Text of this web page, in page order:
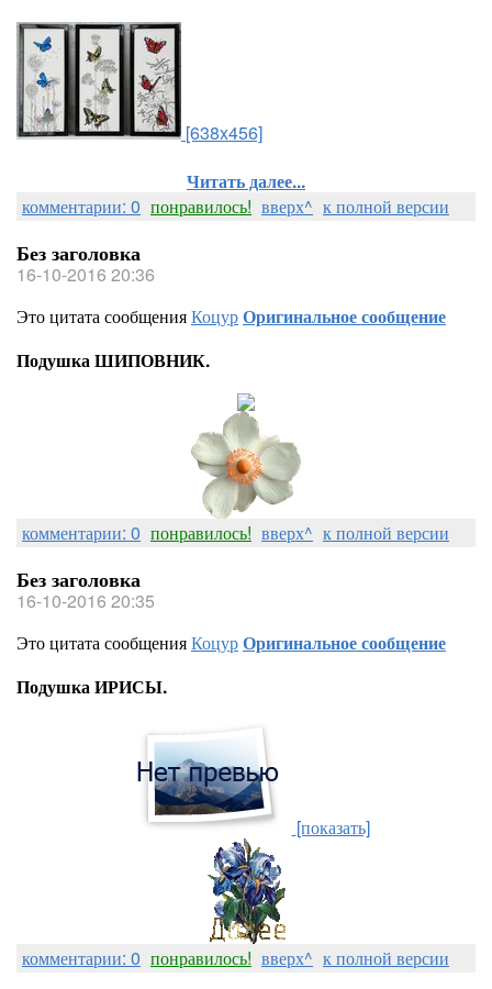
[638x456]
Читать далее...
комментарии: 0 понравилось! вверх^ к полной версии
Без заголовка
16-10-2016 20:36
Это цитата сообщенияКоцурОригинальное сообщение
Подушка ШИПОВНИК.
комментарии: 0 понравилось! вверх^ к полной версии
Без заголовка
16-10-2016 20:35
Это цитата сообщенияКоцурОригинальное сообщение
Подушка ИРИСЫ.
[показать]
комментарии: 0 понравилось! вверх^ к полной версии